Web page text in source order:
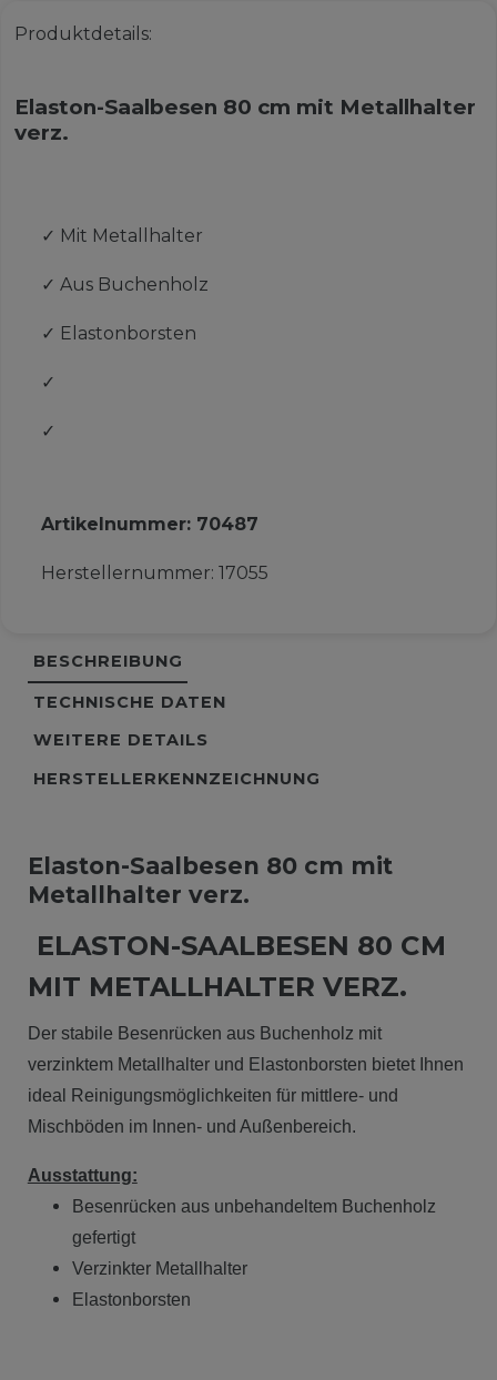
Produktdetails:
Elaston-Saalbesen 80 cm mit Metallhalter
verz.
✓ Mit Metallhalter
✓ Aus Buchenholz
✓ Elastonborsten
✓
✓
Artikelnummer: 70487
Herstellernummer: 17055
BESCHREIBUNG
TECHNISCHE DATEN
WEITERE DETAILS
HERSTELLERKENNZEICHNUNG
Elaston-Saalbesen 80 cm mit
Metallhalter verz.
ELASTON-SAALBESEN 80 CM
MIT METALLHALTER VERZ.
Der stabile Besenrücken aus Buchenholz mit
verzinktem Metallhalter und Elastonborsten bietet Ihnen
ideal Reinigungsmöglichkeiten für mittlere- und
Mischböden im Innen- und Außenbereich.
Ausstattung:
Besenrücken aus unbehandeltem Buchenholz
gefertigt
Verzinkter Metallhalter
Elastonborsten